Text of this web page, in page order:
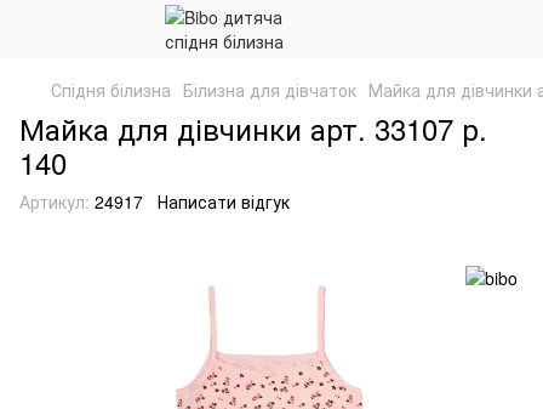
Спідня білизна Білизна для дівчаток Майка для дівчинки
Майка для дівчинки арт. 33107 р.
140
Артикул: 24917 Написати відгук